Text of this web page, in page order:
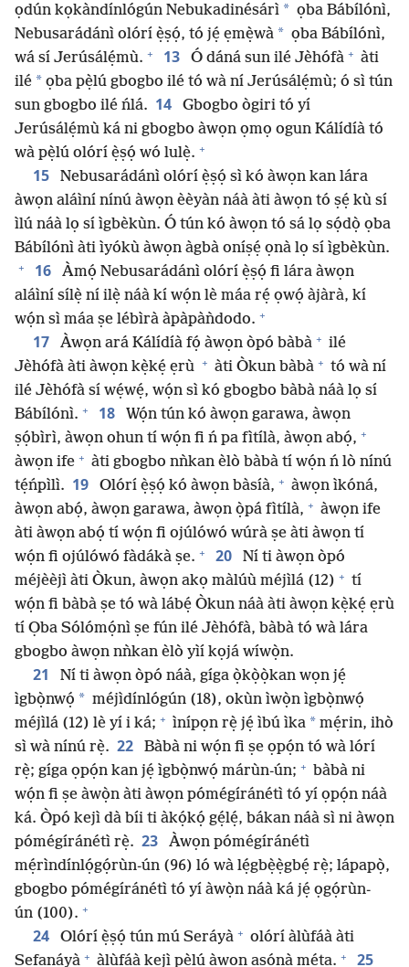
ọdún kọkàndínlógún Nebukadinésárì * ọba Bábílónì,
Nebusarádánì olórí ẹ̀ṣọ́, tó jẹ́ ẹmẹ̀wà * ọba Bábílónì,
wá sí Jerúsálẹ́mù. + 13 Ó dáná sun ilé Jèhófà + àti
ilé * ọba pẹ̀lú gbogbo ilé tó wà ní Jerúsálẹ́mù; ó sì tún
sun gbogbo ilé ńlá. 14
Gbogbo ògiri tó yí
Jerúsálẹ́mù ká ni gbogbo àwọn ọmọ ogun Kálídíà tó
wà pẹ̀lú olórí ẹ̀ṣọ́ wó lulẹ̀. +
15
Nebusarádánì olórí ẹ̀ṣọ́ sì kó àwọn kan lára
àwọn aláìní nínú àwọn èèyàn náà àti àwọn tó ṣẹ́ kù sí
ìlú náà lọ sí ìgbèkùn. Ó tún kó àwọn tó sá lọ sọ́dọ̀ ọba
Bábílónì àti ìyókù àwọn àgbà oníṣẹ́ ọnà lọ sí ìgbèkùn.
+ 16
Àmọ́ Nebusarádánì olórí ẹ̀ṣọ́ fi lára àwọn
aláìní sílẹ̀ ní ilẹ̀ náà kí wọ́n lè máa rẹ́ ọwọ́ àjàrà, kí
wọ́n sì máa ṣe lébìrà àpàpàǹdodo. +
17 Àwọn ará Kálídíà fọ́ àwọn òpó bàbà + ilé
Jèhófà àti àwọn kẹ̀kẹ́ ẹrù + àti Òkun bàbà + tó wà ní
ilé Jèhófà sí wẹ́wẹ́, wọ́n sì kó gbogbo bàbà náà lọ sí
Bábílónì. + 18
Wọ́n tún kó àwọn garawa, àwọn
ṣọ́bìrì, àwọn ohun tí wọ́n fi ń pa fìtílà, àwọn abọ́, +
àwọn ife + àti gbogbo nǹkan èlò bàbà tí wọ́n ń lò nínú
tẹ́ńpìlì. 19 Olórí ẹ̀ṣọ́ kó àwọn bàsíà, + àwọn ìkóná,
àwọn abọ́, àwọn garawa, àwọn ọ̀pá fìtílà, + àwọn ife
àti àwọn abọ́ tí wọ́n fi ojúlówó wúrà ṣe àti àwọn tí
wọ́n fi ojúlówó fàdákà ṣe. + 20
Ní ti àwọn òpó
méjèèjì àti Òkun, àwọn akọ màlúù méjìlá (12) + tí
wọ́n fi bàbà ṣe tó wà lábẹ́ Òkun náà àti àwọn kẹ̀kẹ́ ẹrù
tí Ọba Sólómọ́nì ṣe fún ilé Jèhófà, bàbà tó wà lára
gbogbo àwọn nǹkan èlò yìí kọjá wíwọ̀n.
21
Ní ti àwọn òpó náà, gíga ọ̀kọ̀ọ̀kan wọn jẹ́
ìgbọ̀nwọ́ * méjìdínlógún (18), okùn ìwọ̀n ìgbọ̀nwọ́
méjìlá (12) lè yí i ká; + ìnípọn rẹ̀ jẹ́ ìbú ìka * mẹ́rin, ihò
sì wà nínú rẹ̀. 22
Bàbà ni wọ́n fi ṣe ọpọ́n tó wà lórí
rẹ̀; gíga ọpọ́n kan jẹ́ ìgbọ̀nwọ́ márùn-ún; + bàbà ni
wọ́n fi ṣe àwọ̀n àti àwọn pómégíránétì tó yí ọpọ́n náà
ká. Òpó kejì dà bíi ti àkọ́kọ́ gẹ́lẹ́, bákan náà sì ni àwọn
pómégíránétì rẹ̀. 23
Àwọn pómégíránétì
mẹ́rìndínlọ́gọ́rùn-ún (96) ló wà lẹ́gbẹ̀ẹ̀gbẹ́ rẹ̀; lápapọ̀,
gbogbo pómégíránétì tó yí àwọ̀n náà ká jẹ́ ọgọ́rùn-
ún (100). +
24 Olórí ẹ̀ṣọ́ tún mú Seráyà + olórí àlùfáà àti
Sefanáyà + àlùfáà kejì pẹ̀lú àwọn aṣọ́nà mẹ́ta. + 25